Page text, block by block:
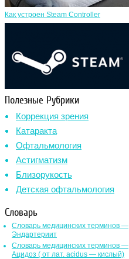
Как устроен Steam Controller
Полезные Рубрики
Коррекция зрения
Катаракта
Офтальмология
Астигматизм
Близорукость
Детская офтальмология
Словарь
Словарь медицинских терминов —
Эндартериит
Словарь медицинских терминов —
Ацидоз ( от лат. асidus — кислый)